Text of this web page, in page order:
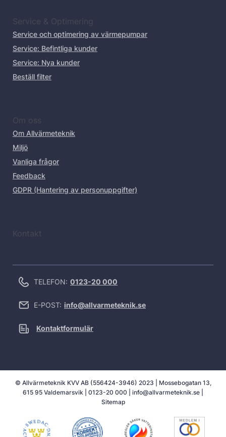
Service & Optimering
Service och optimering av värmepumpar
Service: Befintliga kunder
Service: Nya kunder
Beställ filter
Om oss
Om Allvärmeteknik
Miljö
Vanliga frågor
Feedback
GDPR (Hantering av personuppgifter)
Kontakt
TELEFON: 0123-20 000
E-POST: info@allvarmeteknik.se
Kontaktformulär
© Allvärmeteknik KVV AB (556424-3946) 2023 | Mossebogatan 13,
615 95 Valdemarsvik | 0123-20 000 info@allvarmeteknik.se
Sitemap